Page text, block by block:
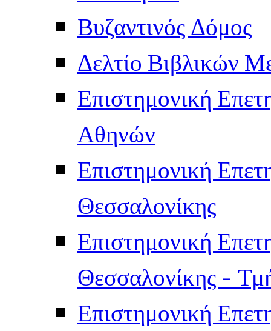
Βυζαντινός Δόμος
Δελτίο Βιβλικών
Επιστημονική
Αθηνών
Επιστημονική
Θεσσαλονίκης
Επιστημονική
Θεσσαλονίκης -
Επιστημονική